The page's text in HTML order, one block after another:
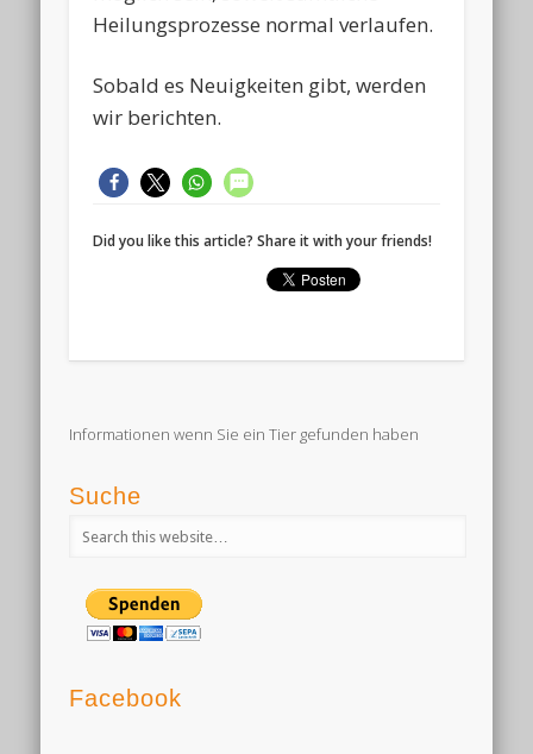
Heilungsprozesse normal verlaufen.
Sobald es Neuigkeiten gibt, werden
wir berichten.
Did you like this article? Share it with your friends!
Informationen wenn Sie ein Tier gefunden haben
Suche
Facebook